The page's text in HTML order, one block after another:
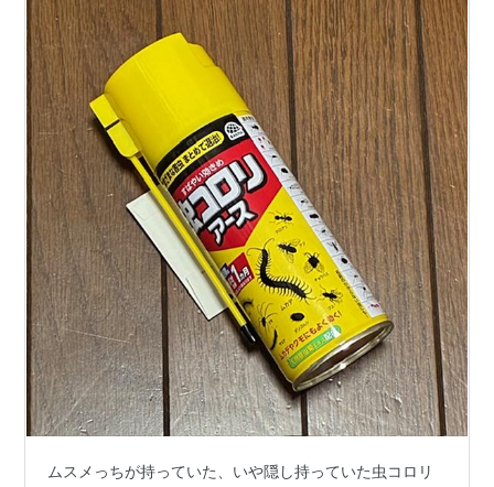
ムスメっちが持っていた、いや隠し持っていた虫コロリ